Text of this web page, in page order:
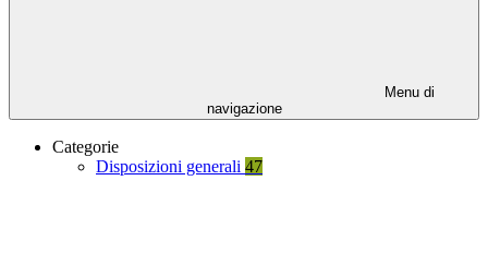
Menu di
navigazione
Categorie
Disposizioni generali 47